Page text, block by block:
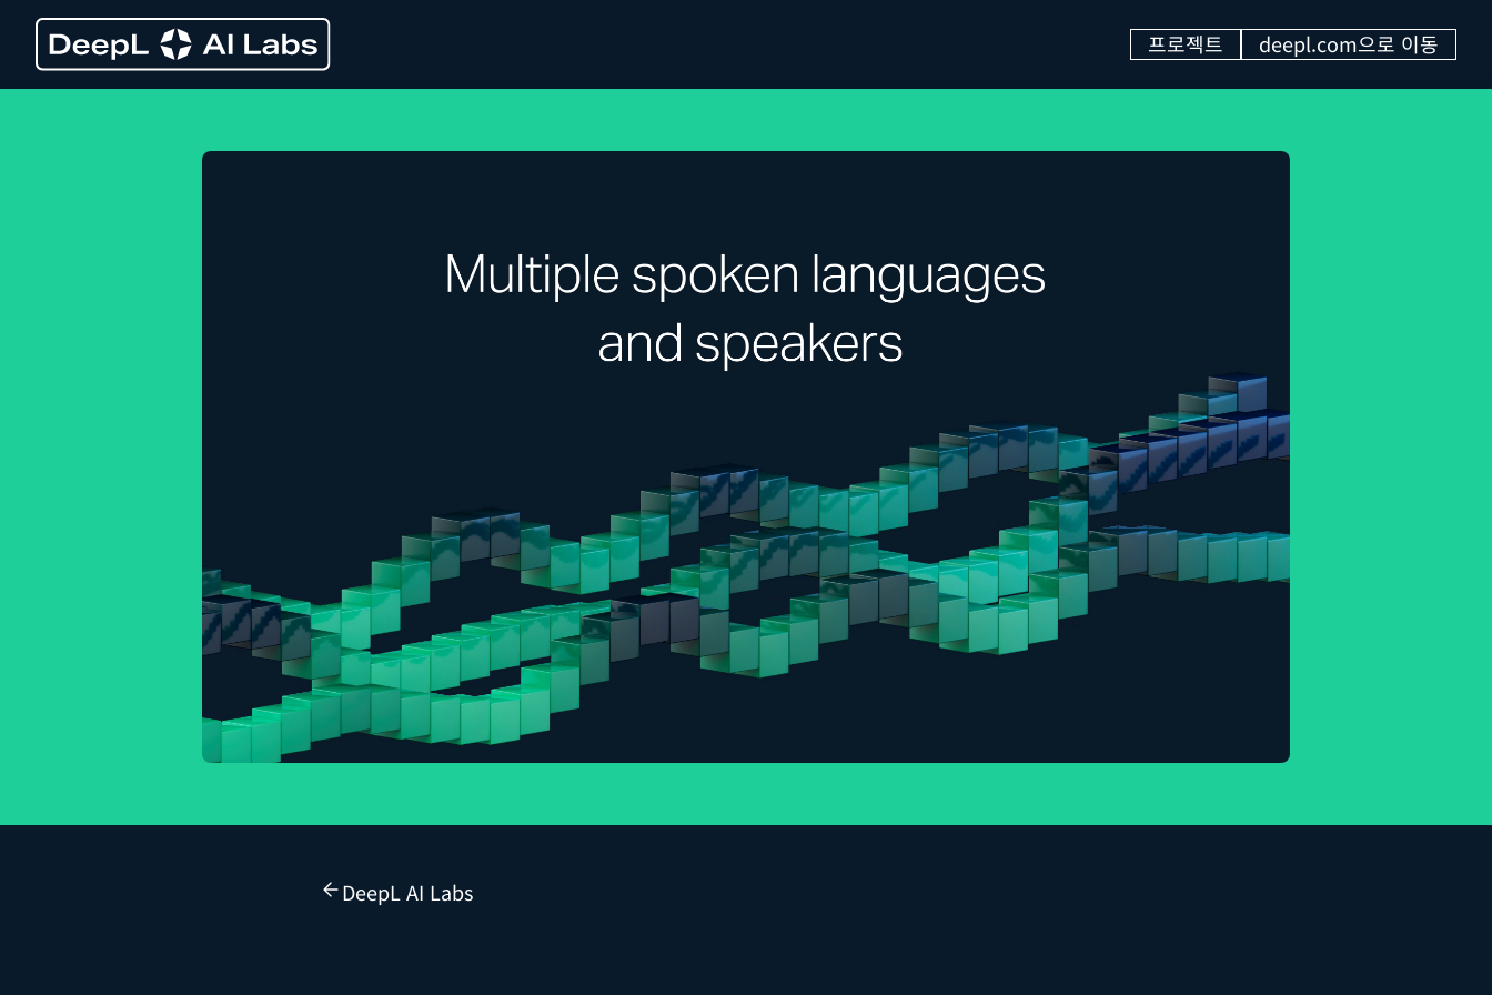
프로젝트 deepl.com으로 이동
DeepL AI Labs